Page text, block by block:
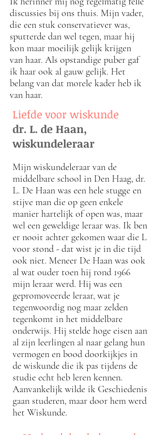
discussies bij ons thuis. Mijn vader,
die een stuk conservatiever was,
sputterde dan wel tegen, maar hij
kon maar moeilijk gelijk krijgen
van haar. Als opstandige puber gaf
ik haar ook al gauw gelijk. Het
belang van dat morele kader heb ik
van haar.
Liefde voor wiskunde
dr. L. de Haan,
wiskundeleraar
Mijn wiskundeleraar van de
middelbare school in Den Haag, dr.
L. De Haan was een hele stugge en
stijve man die op geen enkele
manier hartelijk of open was, maar
wel een geweldige leraar was. Ik ben
er nooit achter gekomen waar die L
voor stond - dat wist je in die tijd
ook niet. Meneer De Haan was ook
al wat ouder toen hij rond 1966
mijn leraar werd. Hij was een
gepromoveerde leraar, wat je
tegenwoordig nog maar zelden
tegenkomt in het middelbare
onderwijs. Hij stelde hoge eisen aan
al zijn leerlingen al naar gelang hun
vermogen en bood doorkijkjes in
de wiskunde die ik pas tijdens de
studie echt heb leren kennen.
Aanvankelijk wilde ik Geschiedenis
gaan studeren, maar door hem werd
het Wiskunde.